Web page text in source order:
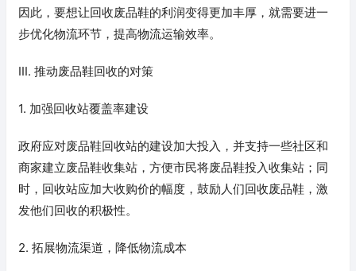
因此，要想让回收废品鞋的利润变得更加丰厚，就需要进一
步优化物流环节，提高物流运输效率。
III. 推动废品鞋回收的对策
1. 加强回收站覆盖率建设
政府应对废品鞋回收站的建设加大投入，并支持一些社区和
商家建立废品鞋收集站，方便市民将废品鞋投入收集站；同
时，回收站应加大收购价的幅度，鼓励人们回收废品鞋，激
发他们回收的积极性。
2. 拓展物流渠道，降低物流成本